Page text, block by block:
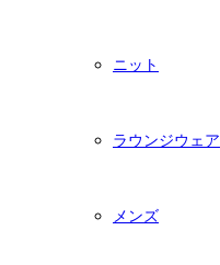
ニット
ラウンジウェア
メンズ